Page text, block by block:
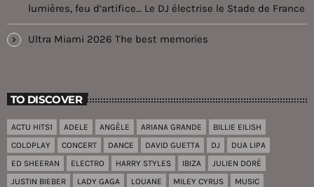
lumières, feu d’artifice… Le DJ électrise le Stade de France
Ultra Miami 2026 The best memories
TO DISCOVER
ACTU HITS1 ADELE ANGÈLE ARIANA GRANDE
BILLIE EILISH
COLDPLAY
CONCERT DANCE DAVID GUETTA DJ
DUA LIPA
ED SHEERAN
ELECTRO HARRY STYLES IBIZA
JULIEN DORÉ
JUSTIN BIEBER
LADY GAGA LOUANE MILEY CYRUS
MUSIC